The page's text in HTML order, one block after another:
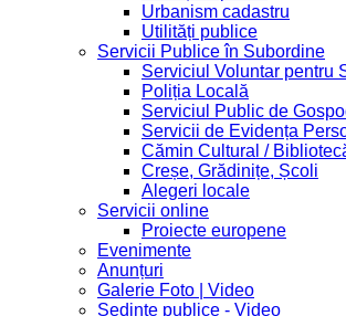
Urbanism cadastru
Utilități publice
Servicii Publice în Subordine
Serviciul Voluntar pentru
Poliția Locală
Serviciul Public de
Servicii de Evidența
Cămin Cultural /
Creșe, Grădinițe, Școli
Alegeri locale
Servicii online
Proiecte europene
Evenimente
Anunțuri
Galerie Foto | Video
Sedinte publice - Video